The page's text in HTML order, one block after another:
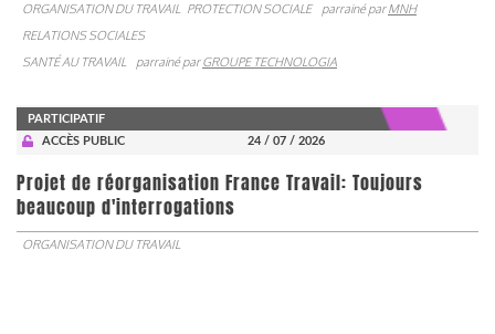
ORGANISATION DU TRAVAIL PROTECTION SOCIALE parrainé parMNH
RELATIONS SOCIALES
SANTÉ AU TRAVAIL
parrainé parGROUPE TECHNOLOGIA
PARTICIPATIF
ACCÈS PUBLIC
24 / 07 / 2026
Projet de réorganisation France Travail: Toujours
beaucoup d'interrogations
ORGANISATION DU TRAVAIL